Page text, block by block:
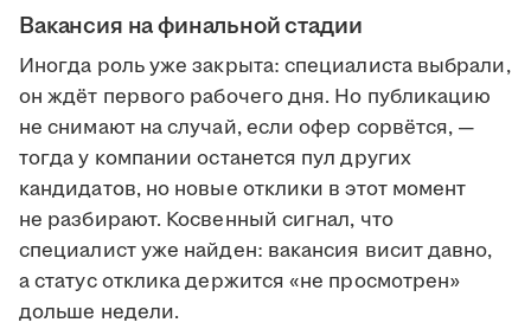
Вакансия на финальной стадии
Иногда роль уже закрыта: специалиста выбрали,
он ждёт первого рабочего дня. Но публикацию
не снимают на случай, если офер сорвётся, —
тогда у компании останется пул других
кандидатов, но новые отклики в этот момент
не разбирают. Косвенный сигнал, что
специалист уже найден: вакансия висит давно,
а статус отклика держится «не просмотрен»
дольше недели.